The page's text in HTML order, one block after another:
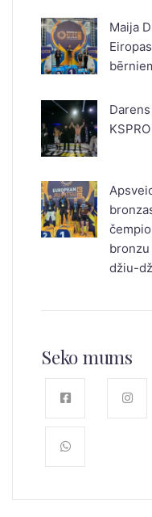
Maija
džiu-
Seko mums